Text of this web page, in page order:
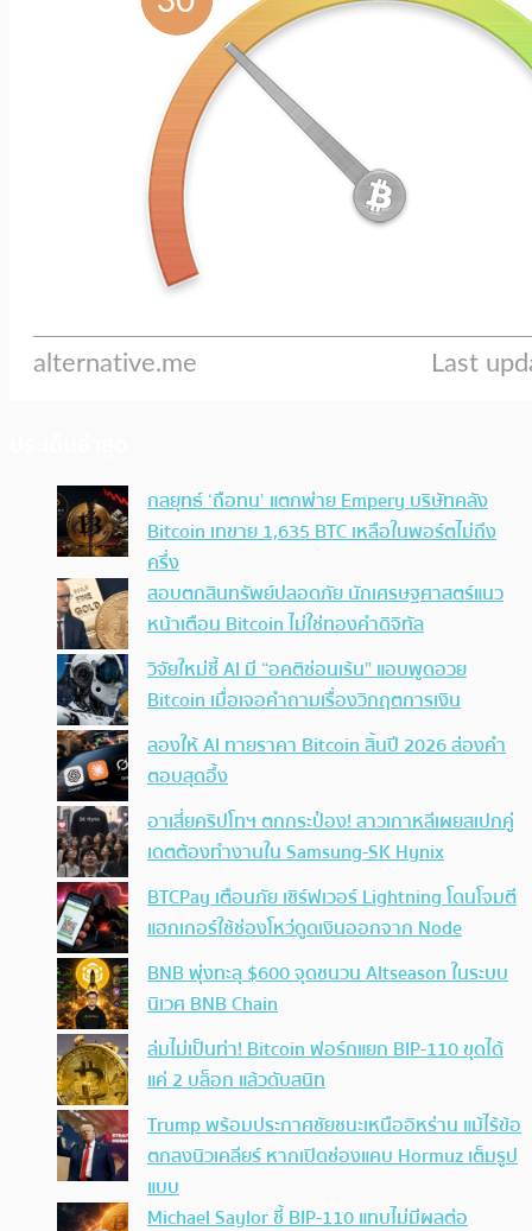
กลยุทธ์ ‘ถือทน’ แตกพ่าย Empery บริษัทคลัง
Bitcoin เทขาย 1,635 BTC เหลือในพอร์ตไม่ถึง
ครึ่ง
สอบตกสินทรัพย์ปลอดภัย นักเศรษฐศาสตร์แนว
หน้าเตือน Bitcoin ไม่ใช่ทองคำดิจิทัล
วิจัยใหม่ชี้ AI มี “อคติซ่อนเร้น” แอบพูดอวย
Bitcoin เมื่อเจอคำถามเรื่องวิกฤตการเงิน
ลองให้ AI ทายราคา Bitcoin สิ้นปี 2026 ส่องคำ
ตอบสุดอึ้ง
อาเสี่ยคริปโทฯ ตกกระป๋อง! สาวเกาหลีเผยสเปกคู่
เดตต้องทำงานใน Samsung-SK Hynix
BTCPay เตือนภัย เซิร์ฟเวอร์ Lightning โดนโจมตี
แฮกเกอร์ใช้ช่องโหว่ดูดเงินออกจาก Node
BNB พุ่งทะลุ $600 จุดชนวน Altseason ในระบบ
นิเวศ BNB Chain
ล่มไม่เป็นท่า! Bitcoin ฟอร์กแยก BIP-110 ขุดได้
แค่ 2 บล็อก แล้วดับสนิท
Trump พร้อมประกาศชัยชนะเหนืออิหร่าน แม้ไร้ข้อ
ตกลงนิวเคลียร์ หากเปิดช่องแคบ Hormuz เต็มรูป
แบบ
Michael Saylor ชี้ BIP-110 แทบไม่มีผลต่อ